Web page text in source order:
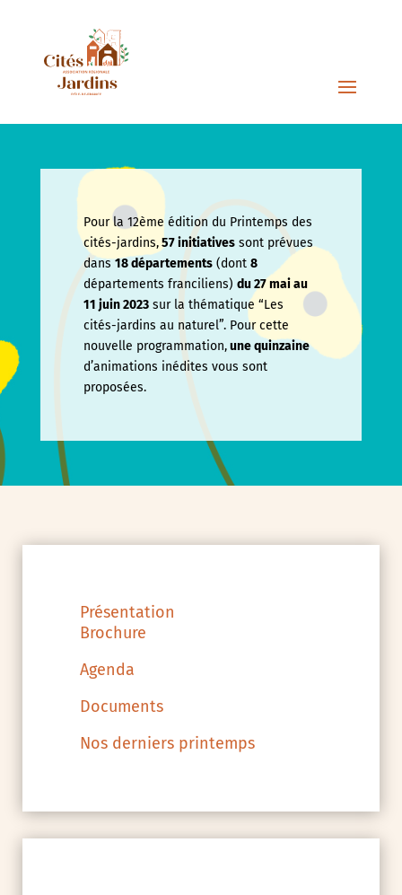
Pour la 12ème édition du Printemps des
cités-jardins,57 initiativessont prévues
dans18 départements(dont 8
départements franciliens) du 27 mai au
11 juin2023sur la thématique “Les
cités-jardins au naturel”. Pour cette
nouvelle programmation,une quinzaine
d’animations inédites vous sont
proposées.
Présentation
Brochure
Agenda
Documents
Nos derniers printemps